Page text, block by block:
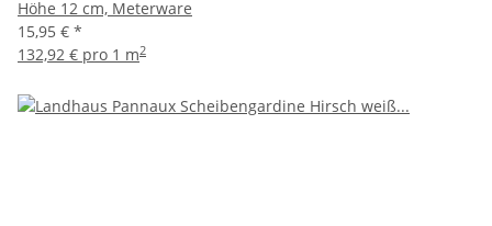
Höhe 12 cm, Meterware
15,95 € *
132,92 € pro 1 m2